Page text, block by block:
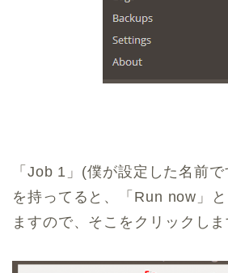
「Job 1」(僕が設定した名前
を持ってると、「Run now」
ますので、そこをクリックしま